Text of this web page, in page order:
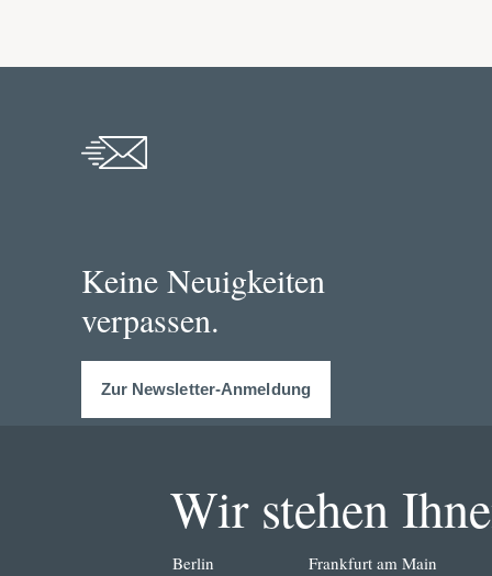
Keine Neuigkeiten
verpassen.
Zur Newsletter-Anmeldung
Wir stehen
Berlin Frankfurt am Main